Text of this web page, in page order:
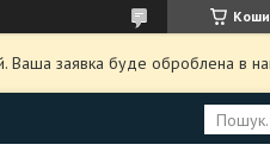
Ваша заявка буде оброблена в